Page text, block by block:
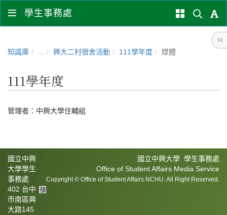
學生事務處
知識庫 興大二村宿舍活動 111學年度 媒體
111學年度
管理者： 中興大學住輔組
國立中興大學 學生事務處
Office of Student Affairs Media Service
Copyright © Office of Student Affairs NCHU. All Right Reserved.
國立中興
大學學生
事務處
402 台中
市南區興
大路145